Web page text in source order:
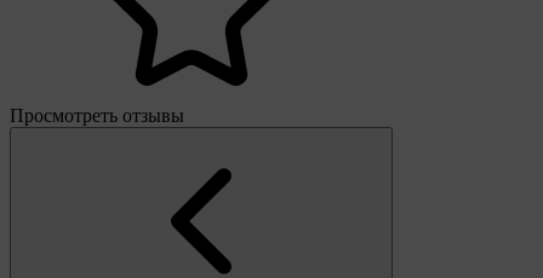
Просмотреть отзывы